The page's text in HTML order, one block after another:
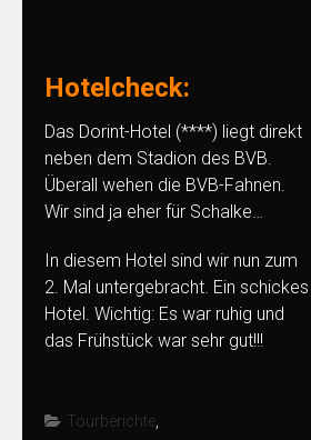
Hotelcheck:
Das Dorint-Hotel (****) liegt direkt
neben dem Stadion des BVB.
Überall wehen die BVB-Fahnen.
Wir sind ja eher für Schalke…
In diesem Hotel sind wir nun zum
2. Mal untergebracht. Ein schickes
Hotel. Wichtig: Es war ruhig und
das Frühstück war sehr gut!!!
Tourberichte,